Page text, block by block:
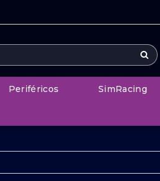
Periféricos SimRacing